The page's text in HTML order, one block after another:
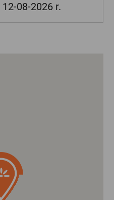
08-2026 r.